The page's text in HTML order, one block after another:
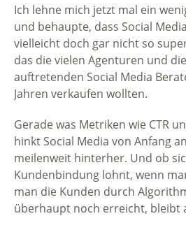
Ich lehne mich jetzt mal ein
und behaupte, dass Social
vielleicht doch gar nicht so
das die vielen Agenturen und
auftretenden Social Media
Jahren verkaufen wollten.
Gerade was Metriken wie CTR
hinkt Social Media von Anfang
meilenweit hinterher. Und ob
Kundenbindung lohnt, wenn
man die Kunden durch
überhaupt noch erreicht, bleibt